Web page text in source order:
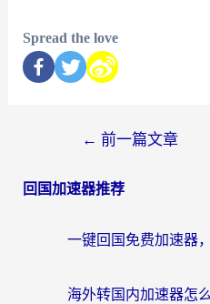
Spread the love
← 前一篇文章
回国加速器推荐